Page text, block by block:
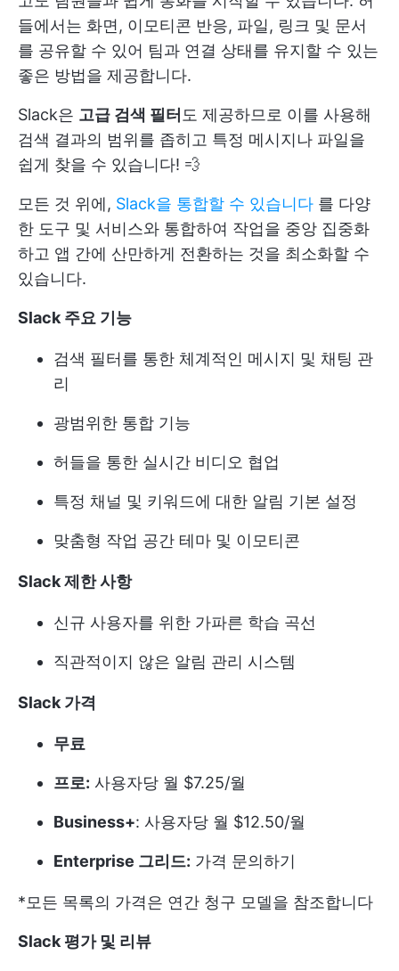
들에서는 화면, 이모티콘 반응, 파일, 링크 및 문서
를 공유할 수 있어 팀과 연결 상태를 유지할 수 있는
좋은 방법을 제공합니다.
Slack은 고급 검색 필터 도 제공하므로 이를 사용해
검색 결과의 범위를 좁히고 특정 메시지나 파일을
쉽게 찾을 수 있습니다! 💨
모든 것 위에, Slack을 통합할 수 있습니다 를 다양
한 도구 및 서비스와 통합하여 작업을 중앙 집중화
하고 앱 간에 산만하게 전환하는 것을 최소화할 수
있습니다.
Slack 주요 기능
검색 필터를 통한 체계적인 메시지 및 채팅 관
리
광범위한 통합 기능
허들을 통한 실시간 비디오 협업
특정 채널 및 키워드에 대한 알림 기본 설정
맞춤형 작업 공간 테마 및 이모티콘
Slack 제한 사항
신규 사용자를 위한 가파른 학습 곡선
직관적이지 않은 알림 관리 시스템
Slack 가격
무료
프로: 사용자당 월 $7.25/월
Business+: 사용자당 월 $12.50/월
Enterprise 그리드: 가격 문의하기
*모든 목록의 가격은 연간 청구 모델을 참조합니다
Slack 평가 및 리뷰